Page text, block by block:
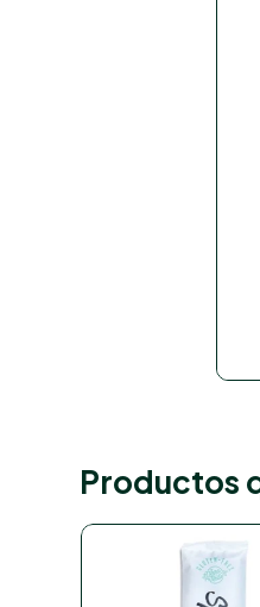
Productos